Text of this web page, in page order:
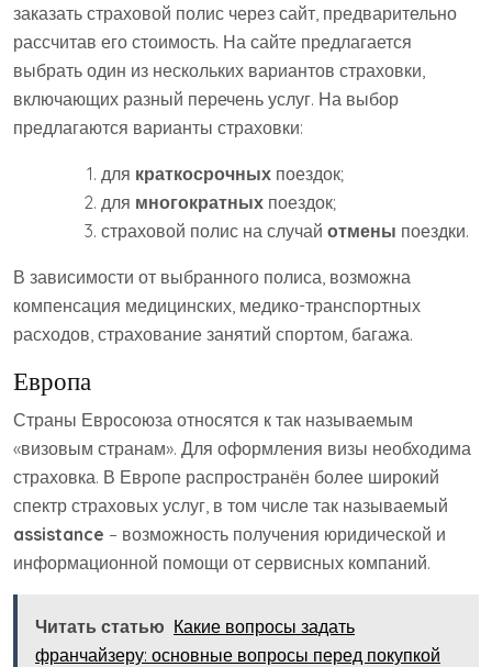
заказать страховой полис через сайт, предварительно
рассчитав его стоимость. На сайте предлагается
выбрать один из нескольких вариантов страховки,
включающих разный перечень услуг. На выбор
предлагаются варианты страховки:
для краткосрочных поездок;
для многократных поездок;
страховой полис на случай отмены поездки.
В зависимости от выбранного полиса, возможна
компенсация медицинских, медико-транспортных
расходов, страхование занятий спортом, багажа.
Европа
Страны Евросоюза относятся к так называемым
«визовым странам». Для оформления визы необходима
страховка. В Европе распространён более широкий
спектр страховых услуг, в том числе так называемый
assistance – возможность получения юридической и
информационной помощи от сервисных компаний.
Читать статью Какие вопросы задать
франчайзеру: основные вопросы перед покупкой